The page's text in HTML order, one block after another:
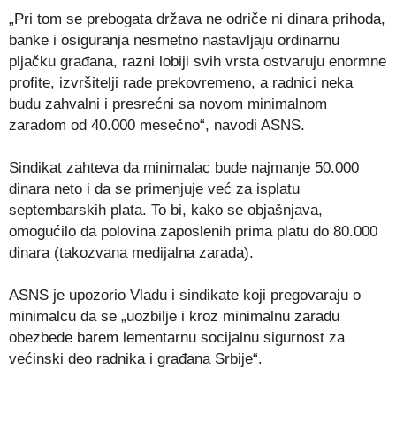
„Pri tom se prebogata država ne odriče ni dinara prihoda,
banke i osiguranja nesmetno nastavljaju ordinarnu
pljačku građana, razni lobiji svih vrsta ostvaruju enormne
profite, izvršitelji rade prekovremeno, a radnici neka
budu zahvalni i presrećni sa novom minimalnom
zaradom od 40.000 mesečno“, navodi ASNS.
Sindikat zahteva da minimalac bude najmanje 50.000
dinara neto i da se primenjuje već za isplatu
septembarskih plata. To bi, kako se objašnjava,
omogućilo da polovina zaposlenih prima platu do 80.000
dinara (takozvana medijalna zarada).
ASNS je upozorio Vladu i sindikate koji pregovaraju o
minimalcu da se „uozbilje i kroz minimalnu zaradu
obezbede barem lementarnu socijalnu sigurnost za
većinski deo radnika i građana Srbije“.